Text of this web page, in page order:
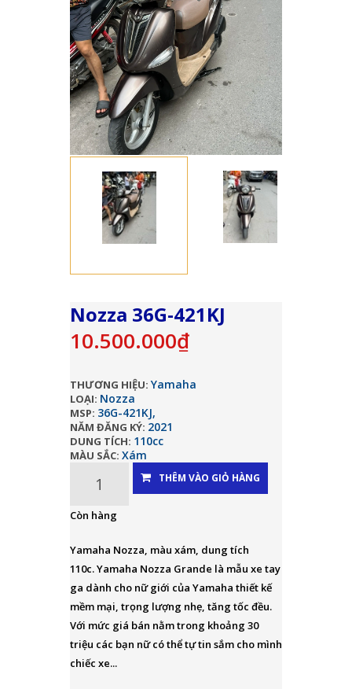
Nozza 36G-421KJ
10.500.000₫
THƯƠNG HIỆU:Yamaha
LOẠI: Nozza
MSP: 36G-421KJ,
NĂM ĐĂNG KÝ: 2021
DUNG TÍCH: 110cc
MÀU SẮC: Xám
THÊM VÀO GIỎ HÀNG
Còn hàng
Yamaha Nozza, màu xám, dung tích
110c. Yamaha Nozza Grande là mẫu xe tay
ga dành cho nữ giới của Yamaha thiết kế
mềm mại, trọng lượng nhẹ, tăng tốc đều.
Với mức giá bán nằm trong khoảng 30
triệu các bạn nữ có thể tự tin sắm cho mình
chiếc xe...